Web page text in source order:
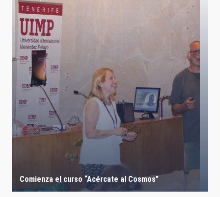
Comienza el curso “Acércate al Cosmos”